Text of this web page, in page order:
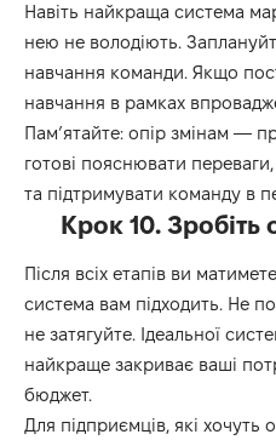
Навіть найкраща система
нею не володіють.
навчання команди. Якщо
навчання в рамках
Пам’ятайте: опір змінам —
готові пояснювати
та підтримувати команду в
Крок 10. Зробіть
Після всіх етапів ви
система вам підходить. Не
не затягуйте. Ідеальної
найкраще закриває ваші
бюджет.
Для підприємців, які